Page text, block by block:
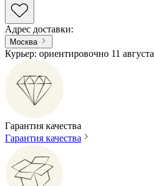
Адрес доставки:
Москва
Курьер: ориентировочно 11 августа
Гарантия качества
Гарантия качества